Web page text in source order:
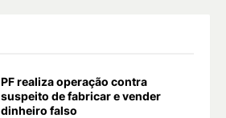
PF realiza operação contra
suspeito de fabricar e vender
dinheiro falso